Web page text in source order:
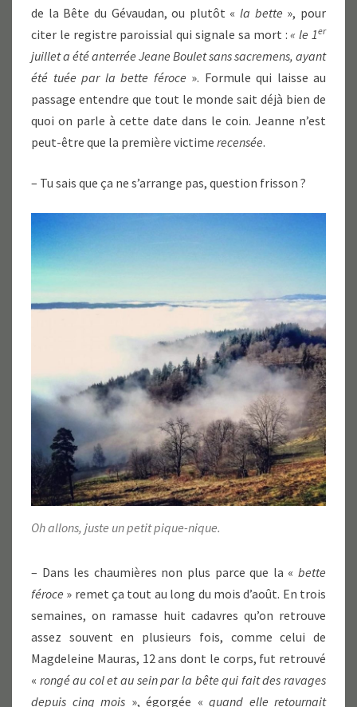
de la Bête du Gévaudan, ou plutôt «la bette », pour
citer le registre paroissial qui signale sa mort :« le 1er
juillet a été anterrée Jeane Boulet sans sacremens, ayant
été tuée par la bette féroce ». Formule qui laisse au
passage entendre que tout le monde sait déjà bien de
quoi on parle à cette date dans le coin. Jeanne n’est
peut-être que la première victime recensée.
– Tu sais que ça ne s’arrange pas, question frisson ?
Oh allons, juste un petit pique-nique.
– Dans les chaumières non plus parce que la « bette
féroce » remet ça tout au long du mois d’août. En trois
semaines, on ramasse huit cadavres qu’on retrouve
assez souvent en plusieurs fois, comme celui de
Magdeleine Mauras, 12 ans dont le corps, fut retrouvé
« rongé au col et au sein par la bête qui fait des ravages
depuis cinq mois », égorgée « quand elle retournait